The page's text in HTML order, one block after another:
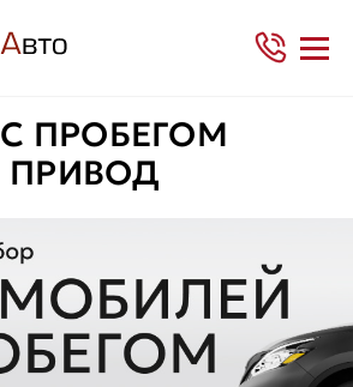
С ПРОБЕГОМ